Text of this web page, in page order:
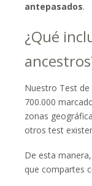
antepasados.
¿Qué
Nuestro Test de
700.000
zonas
otros test
De esta
que compartes